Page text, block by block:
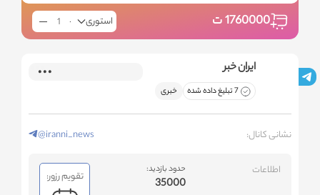
1760000ت استوری
ایران خبر
7 تبلیغ داده شده خبری
نشانی کانال: @iranni_news
اطلاعات حدود بازدید:
35000 تقویم رزور: